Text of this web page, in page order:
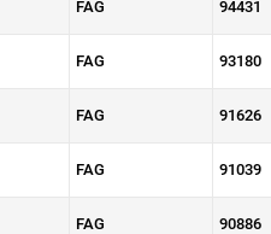
FAG 94431
FAG 93180
FAG 91626
FAG 91039
FAG 90886